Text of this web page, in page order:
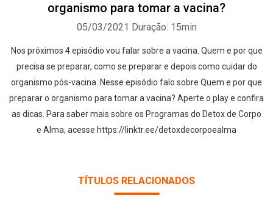
organismo para tomar a vacina?
05/03/2021 Duração: 15min
Nos próximos 4 episódio vou falar sobre a vacina. Quem e por que
precisa se preparar, como se preparar e depois como cuidar do
organismo pós-vacina. Nesse episódio falo sobre Quem e por que
preparar o organismo para tomar a vacina? Aperte o play e confira
as dicas. Para saber mais sobre os Programas do Detox de Corpo
e Alma, acesse https://linktr.ee/detoxdecorpoealma
TÍTULOS RELACIONADOS